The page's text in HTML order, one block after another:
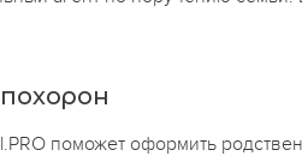
поможет оформить